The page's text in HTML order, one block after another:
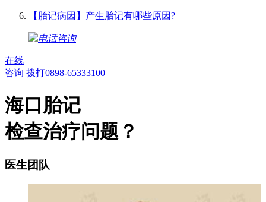
【胎记病因】产生胎记有哪些原因?
电话咨询
在线
咨询 拨打0898-65333100
海口胎记
检查治疗问题？
医生团队